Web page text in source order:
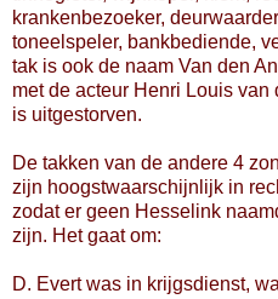
krankenbezoeker,
toneelspeler, bankbediende,
tak is ook de naam Van den
met de acteur Henri Louis
is uitgestorven.
De takken van de andere 4
zijn hoogstwaarschijnlijk in
zodat er geen Hesselink
zijn. Het gaat om:
D. Evert was in krijgsdienst,